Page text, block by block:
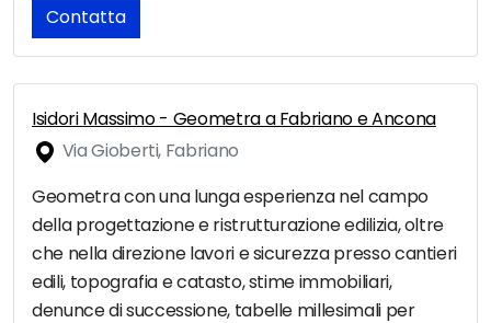
Contatta
Isidori Massimo - Geometra a Fabriano e Ancona
Via Gioberti, Fabriano
Geometra con una lunga esperienza nel campo
della progettazione e ristrutturazione edilizia, oltre
che nella direzione lavori e sicurezza presso cantieri
edili, topografia e catasto, stime immobiliari,
denunce di successione, tabelle millesimali per